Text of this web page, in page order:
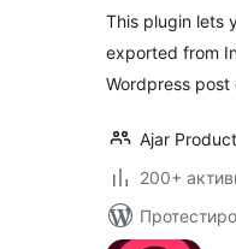
This plugin lets
exported from
Wordpress post
Ajar
200+